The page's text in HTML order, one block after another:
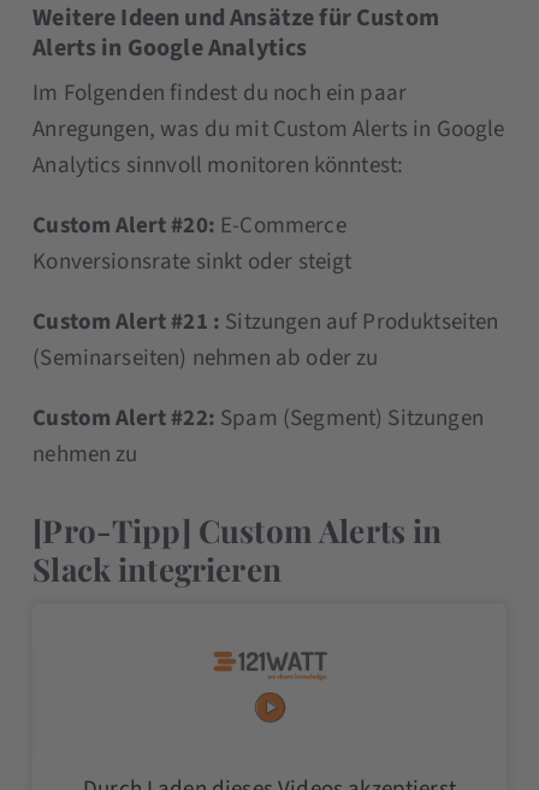
Weitere Ideen und Ansätze für Custom
Alerts in Google Analytics
Im Folgenden findest du noch ein paar
Anregungen, was du mit Custom Alerts in Google
Analytics sinnvoll monitoren könntest:
Custom Alert #20: E-Commerce
Konversionsrate sinkt oder steigt
Custom Alert #21 : Sitzungen auf Produktseiten
(Seminarseiten) nehmen ab oder zu
Custom Alert #22: Spam (Segment) Sitzungen
nehmen zu
[Pro-Tipp] Custom Alerts in
Slack integrieren